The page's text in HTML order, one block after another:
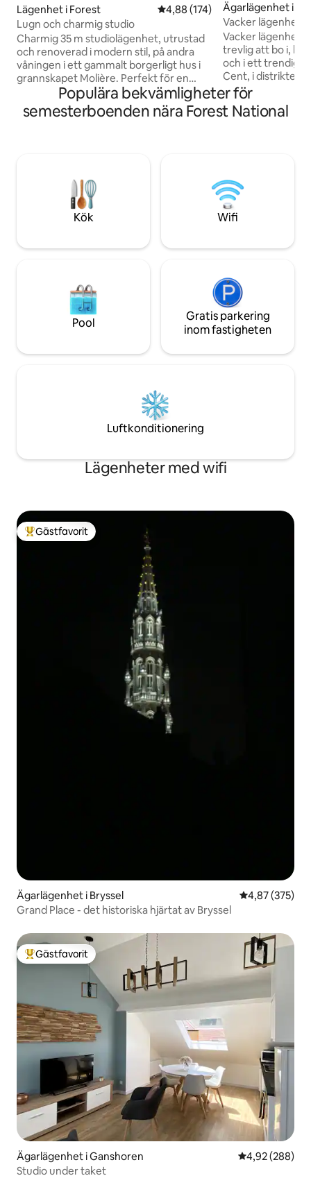
Lägenhet i Forest 4,88 av 5 i genomsnittligt
4,88 (174)
Lugn och charmig studio
Charmig 35 m studiolägenhet, utrustad
och renoverad i modern stil, på andra
våningen i ett gammalt borgerligt hus i
grannskapet Molière. Perfekt för en
lugn, bekväm vistelse. Fantastisk utsikt
över stora trädgårdar. Eget badrum.
Queen size-säng. Kokvrå (elektrisk spis,
minuter, centrum 12 minuter, Bois de la
Cambre 15 minuter. Luftkonditionering
Ägarlägenhet i
Vacker lägenhet
toppläge
Vacker lägenhet
trevlig att bo i,
och i ett trendigt
Cent, i distriktet
Lägenheten,
nödvändig
dig som hemma
liten Carrefour
av byggnaden!
eller fritidsvistelse
Populära bekvämligheter för
semesterboenden nära Forest National
Kök Wifi
Pool
Gratis parkering
inom fastigheten
Luftkonditionering
Lägenheter med wifi
Populär gästfavorit
Gästfavorit
Ägarlägenhet i Bryssel 4,87 av 5 i
4,87 (375)
Grand Place - det historiska hjärtat av Bryssel
Populär gästfavorit
Gästfavorit
Ägarlägenhet i Ganshoren 4,92 av 5 i
4,92 (288)
Studio under taket